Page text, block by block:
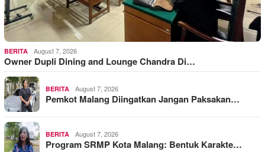
BERITA August 7, 2026
Owner Dupli Dining and Lounge Chandra Di…
BERITA August 7, 2026
Pemkot Malang Diingatkan Jangan Paksakan…
BERITA August 7, 2026
Program SRMP Kota Malang: Bentuk Karakte…